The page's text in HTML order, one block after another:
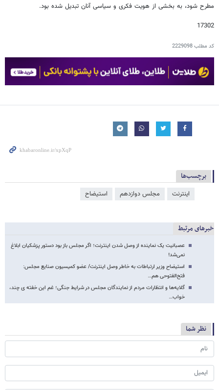
مطرح شود، به بخشی از هویت فکری و سیاسی آنان تبدیل شده بود.
17302
کد مطلب2229098
برچسب‌ها
اینترنت مجلس دوازدهم استیضاح
خبرهای مرتبط
عصبانیت یک نماینده از وصل شدن اینترنت؛ اگر مجلس باز بود دستور پزشکیان ابلاغ
نمی‌شد!
استیضاح وزیر ارتباطات به خاطر وصل اینترنت/ عضو کمیسیون صنایع مجلس:
فتح‌الفتوحی هم…
گلایه‌ها و انتظارات مردم از نمایندگان مجلس در شرایط جنگی؛ غم این خفته ی چند،
خواب…
نظر شما